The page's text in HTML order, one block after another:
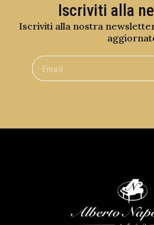
Iscriviti alla
Iscriviti alla nostra